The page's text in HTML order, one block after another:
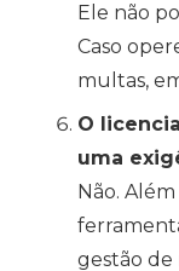
Ele não
Caso
multas,
O
uma
Não.
gestão de